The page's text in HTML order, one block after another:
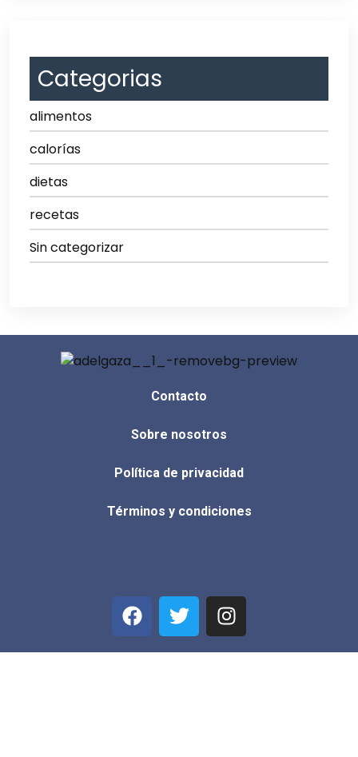
Categorias
alimentos
calorías
dietas
recetas
Sin categorizar
Contacto
Sobre nosotros
Política de privacidad
Términos y condiciones